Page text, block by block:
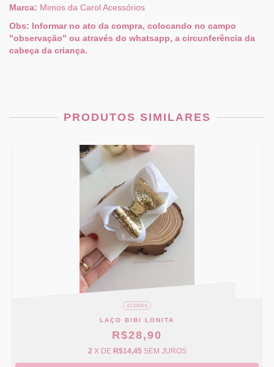
Marca: Mimos da Carol Acessórios
Obs: Informar no ato da compra, colocando no campo
"observação" ou através do whatsapp, a circunferência da
cabeça da criança.
PRODUTOS SIMILARES
4 CORES
LAÇO BIBI LONITA
R$28,90
2 X DE R$14,45 SEM JUROS